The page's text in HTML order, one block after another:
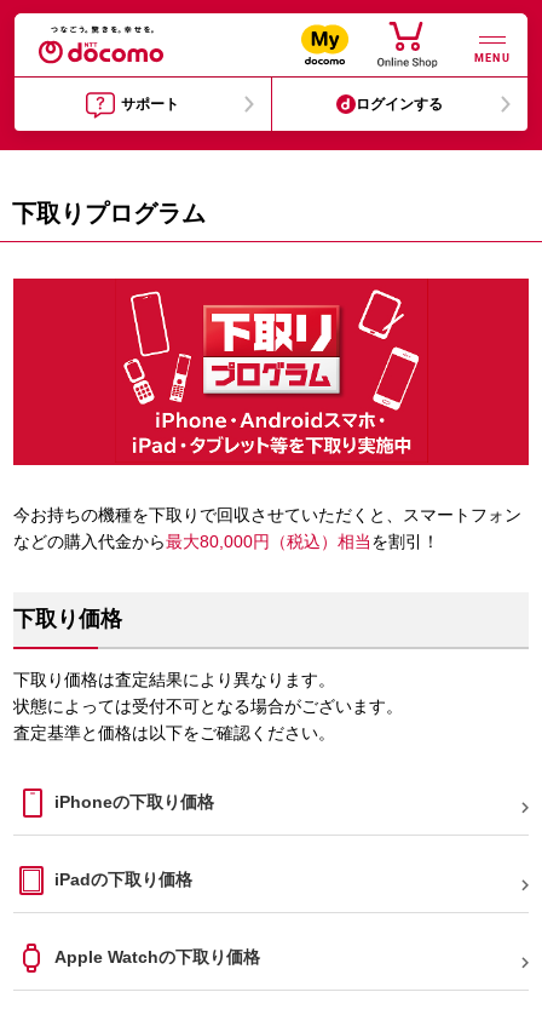
MENU
サポート ログインする
下取りプログラム
今お持ちの機種を下取りで回収させていただくと、スマートフォン
などの購入代金から最大80,000円（税込）相当を割引！
下取り価格
下取り価格は査定結果により異なります。
状態によっては受付不可となる場合がございます。
査定基準と価格は以下をご確認ください。
iPhoneの下取り価格 
iPadの下取り価格 
Apple Watchの下取り価格 